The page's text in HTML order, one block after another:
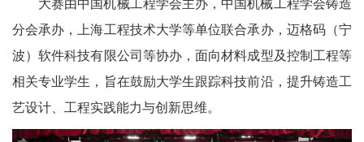
大赛由中国机械工程学会主办，中国机械工程学会铸造
分会承办，上海工程技术大学等单位联合承办，迈格码（宁
波）软件科技有限公司等协办，面向材料成型及控制工程等
相关专业学生，旨在鼓励大学生跟踪科技前沿，提升铸造工
艺设计、工程实践能力与创新思维。